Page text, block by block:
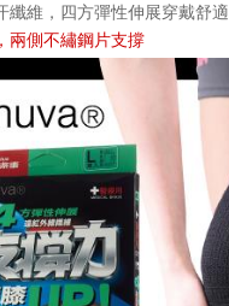
纖維，四方彈性伸展穿戴舒適
兩側不繡鋼片支撐